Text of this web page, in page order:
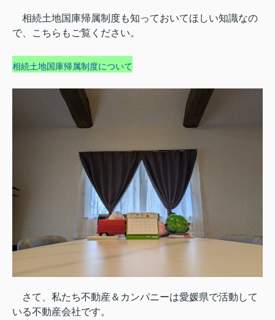
相続土地国庫帰属制度も知っておいてほしい知識なの
で、こちらもご覧ください。
相続土地国庫帰属制度について
さて、私たち不動産＆カンパニーは愛媛県で活動して
いる不動産会社です。